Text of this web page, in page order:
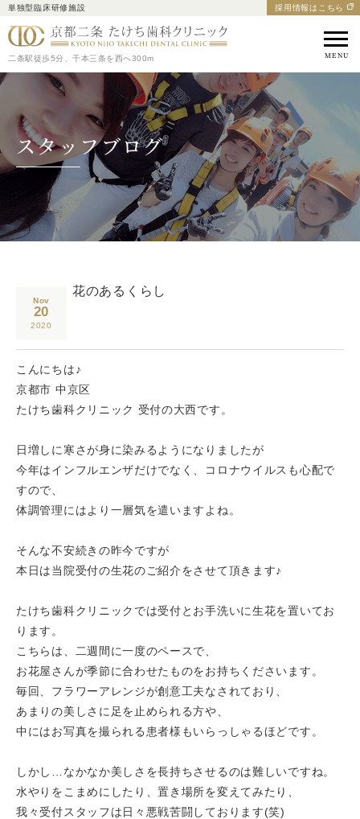
単独型臨床研修施設 採用情報はこちら
京都市中京区の歯医者
二条駅徒歩5分、千本三条を西へ300m
スタッフブログ
Nov
20
2020
花のあるくらし
こんにちは♪
京都市 中京区
たけち歯科クリニック 受付の大西です。
日増しに寒さが身に染みるようになりましたが
今年はインフルエンザだけでなく、コロナウイルスも心配で
すので、
体調管理にはより一層気を遣いますよね。
そんな不安続きの昨今ですが
本日は当院受付の生花のご紹介をさせて頂きます♪
たけち歯科クリニックでは受付とお手洗いに生花を置いてお
ります。
こちらは、二週間に一度のペースで、
お花屋さんが季節に合わせたものをお持ちくださいます。
毎回、フラワーアレンジが創意工夫なされており、
あまりの美しさに足を止められる方や、
中にはお写真を撮られる患者様もいらっしゃるほどです。
しかし…なかなか美しさを長持ちさせるのは難しいですね。
水やりをこまめにしたり、置き場所を変えてみたり、
我々受付スタッフは日々悪戦苦闘しております(笑)